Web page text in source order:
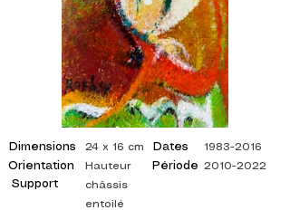
Dimensions
Orientation
Support
24 x 16 cm
Dates
Période
Hauteur
châssis
entoilé
1983-2016
2010-2022